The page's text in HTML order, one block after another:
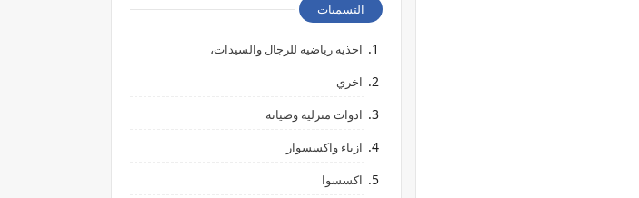
التسميات
احذيه رياضيه للرجال والسيدات،
اخري
ادوات منزليه وصيانه
ازياء واكسسوار
اكسسوا